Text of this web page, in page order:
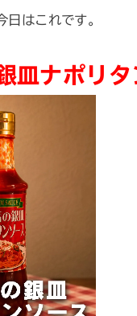
日はこれです。
皿ナポリタ